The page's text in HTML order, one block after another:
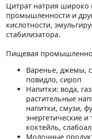
Цитрат натрия
промышленности и
кислотности,
стабилизатора.
Пищевая
Варенье, джемы,
повидло, сироп
Напитки: вода,
растительные
напитки, смузи,
энергетические
коктейль,
Молочные